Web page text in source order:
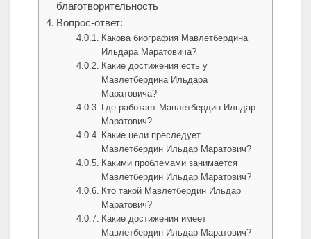
благотворительность
Вопрос-ответ:
Какова биография Мавлетбердина
Ильдара Маратовича?
Какие достижения есть у
Мавлетбердина Ильдара
Маратовича?
Где работает Мавлетбердин Ильдар
Маратович?
Какие цели преследует
Мавлетбердин Ильдар Маратович?
Какими проблемами занимается
Мавлетбердин Ильдар Маратович?
Кто такой Мавлетбердин Ильдар
Маратович?
Какие достижения имеет
Мавлетбердин Ильдар Маратович?